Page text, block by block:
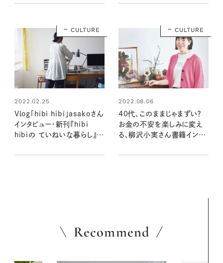
CULTURE
2022.02.25
Vlog「hibi hibi」asakoさん
インタビュー・新刊『hibi
hibiの ていねいな暮らし』の
CULTURE
2022.08.06
40代、このままじゃまずい？
お金の不安を楽しみに変え
る、柳沢小実さん書籍インタ
Recommend